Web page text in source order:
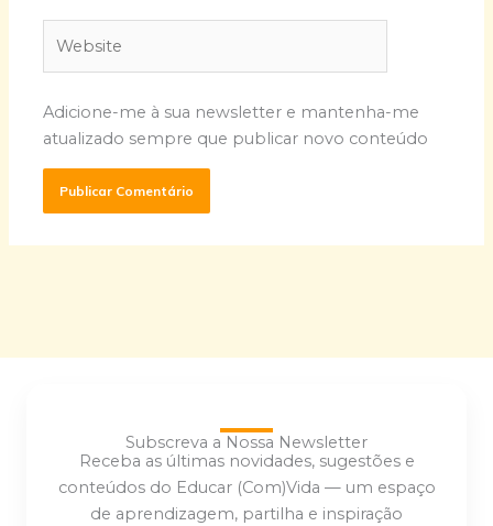
Adicione-me à sua newsletter e mantenha-me
atualizado sempre que publicar novo conteúdo
Subscreva a Nossa Newsletter
Receba as últimas novidades, sugestões e
conteúdos do Educar (Com)Vida — um espaço
de aprendizagem, partilha e inspiração